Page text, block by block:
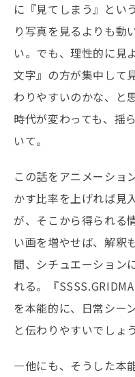
に『見てしまう』とい
り写真を見るよりも動
い。でも、理性的に見
文字』の方が集中して
わりやすいのかな、と
時代が変わっても、揺
いて。
この話をアニメーショ
かす比率を上げれば見
が、そこから得られる
い画を増やせば、解釈
間、シチュエーション
れる。『
を本能的に、日常シー
と伝わりやすいでしょ
―他にも、そうした本